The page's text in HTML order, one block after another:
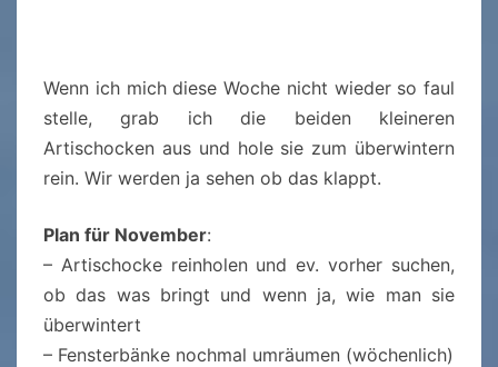
Wenn ich mich diese Woche nicht wieder so faul
stelle, grab ich die beiden kleineren
Artischocken aus und hole sie zum überwintern
rein. Wir werden ja sehen ob das klappt.
Plan für November:
– Artischocke reinholen und ev. vorher suchen,
ob das was bringt und wenn ja, wie man sie
überwintert
– Fensterbänke nochmal umräumen (wöchenlich)